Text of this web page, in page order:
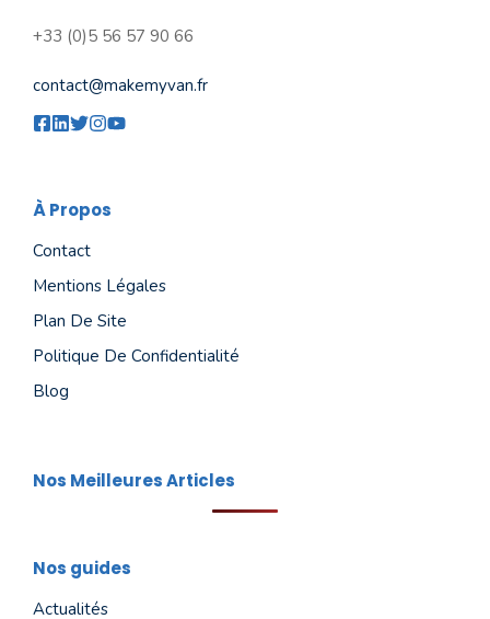
+33 (0)5 56 57 90 66
contact@makemyvan.fr
À Propos
Contact
Mentions Légales
Plan De Site
Politique De Confidentialité
Blog
Nos Meilleures Articles
Nos guides
Actualités